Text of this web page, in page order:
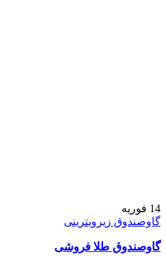
14 فوریه
گاوصندوق زیرویترینی
گاوصندوق طلا فروشی